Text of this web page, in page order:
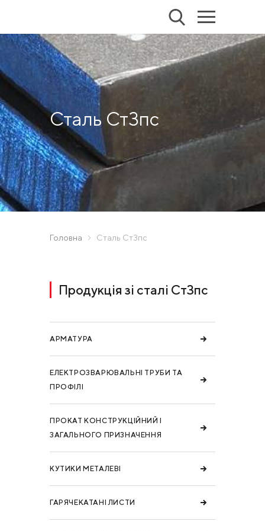
Сталь Ст3пс
Головна Сталь Ст3пс
Продукція зі сталі Ст3пс
АРМАТУРА
ЕЛЕКТРОЗВАРЮВАЛЬНІ ТРУБИ ТА
ПРОФІЛІ
ПРОКАТ КОНСТРУКЦІЙНИЙ І
ЗАГАЛЬНОГО ПРИЗНАЧЕННЯ
КУТИКИ МЕТАЛЕВІ
ГАРЯЧЕКАТАНІ ЛИСТИ